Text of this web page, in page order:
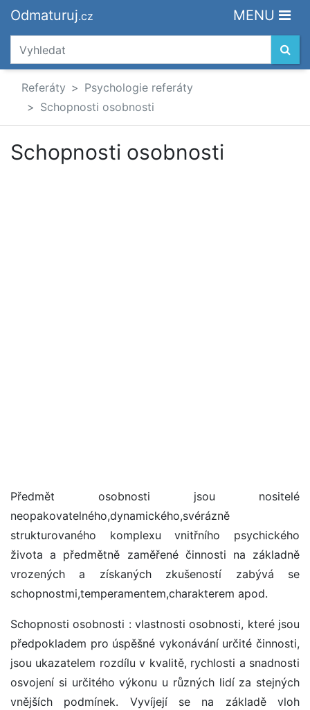
Odmaturuj.cz MENU
Referáty
Psychologie referáty
Schopnosti osobnosti
Schopnosti osobnosti
Předmět osobnosti jsou nositelé
neopakovatelného,dynamického,svérázně
strukturovaného komplexu vnitřního psychického
života a předmětně zaměřené činnosti na základně
vrozených a získaných zkušeností zabývá se
schopnostmi,temperamentem,charakterem apod.
Schopnosti osobnosti : vlastnosti osobnosti, které jsou
předpokladem pro úspěšné vykonávání určité činnosti,
jsou ukazatelem rozdílu v kvalitě, rychlosti a snadnosti
osvojení si určitého výkonu u různých lidí za stejných
vnějších podmínek. Vyvíjejí se na základě vloh